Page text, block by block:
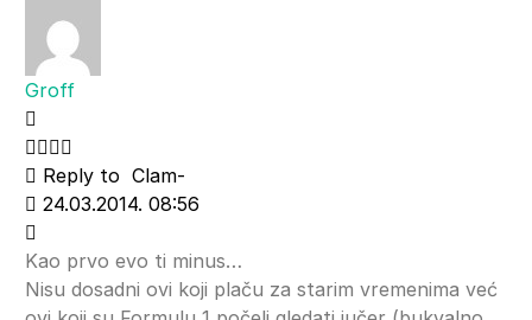
Groff
Reply to Clam-
24.03.2014. 08:56
Kao prvo evo ti minus…
Nisu dosadni ovi koji plaču za starim vremenima već